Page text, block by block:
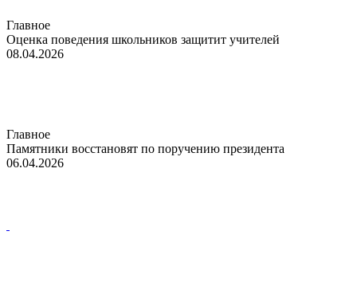
Главное
Оценка поведения школьников защитит учителей
08.04.2026
Главное
Памятники восстановят по поручению президента
06.04.2026